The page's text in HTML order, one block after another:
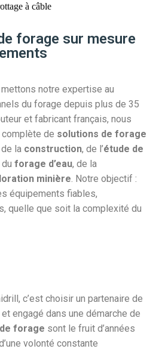
à câble
forage sur mesure
mettons notre expertise au
du forage depuis plus de 35
et fabricant français, nous
de solutions de forage
la construction, de l’étude de
du forage d’eau, de la
minière. Notre objectif :
équipements fiables,
quelle que soit la complexité du
c’est choisir un partenaire de
engagé dans une démarche de
forage sont le fruit d’années
volonté constante